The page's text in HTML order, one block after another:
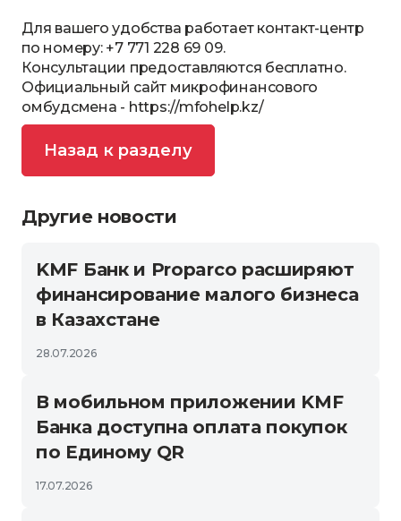
Для вашего удобства работает контакт-центр
по номеру: +7 771 228 69 09.
Консультации предоставляются бесплатно.
Официальный сайт микрофинансового
омбудсмена - https://mfohelp.kz/
Назад к разделу
Другие новости
KMF Банк и Proparco расширяют
финансирование малого бизнеса
в Казахстане
28.07.2026
В мобильном приложении KMF
Банка доступна оплата покупок
по Единому QR
17.07.2026